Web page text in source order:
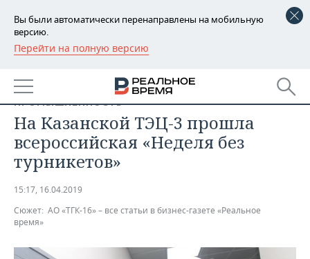
Вы были автоматически перенаправлены на мобильную
версию.
Перейти на полную версию
РЕГИОНЫ
БАШКОРТОСТАН
УДМУРТИЯ
НОВОСТИ
НОВОСТИ АНАЛИТИКИ
ДЕКЛАРАЦИИ О ДОХОДАХ
КОРОЛИ ГОСЗАКАЗА ПФО
ЭКОНОМИКА
НОВОСТИ ЭКОНОМИКИ
ФИНАНСЫ
НОВОСТИ
ПРОМЫШЛЕННОСТИ
АГРОПРОМ
НЕДВИЖИМОСТЬ
ПРОМЫШЛЕННОСТЬ
На Казанской ТЭЦ-3 прошла
всероссийская «Неделя без
турникетов»
15:17, 16.04.2019
Сюжет: АО «ТГК-16» – все статьи в бизнес-газете «Реальное
время»